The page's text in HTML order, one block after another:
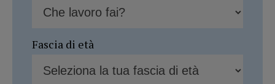
Fascia di età